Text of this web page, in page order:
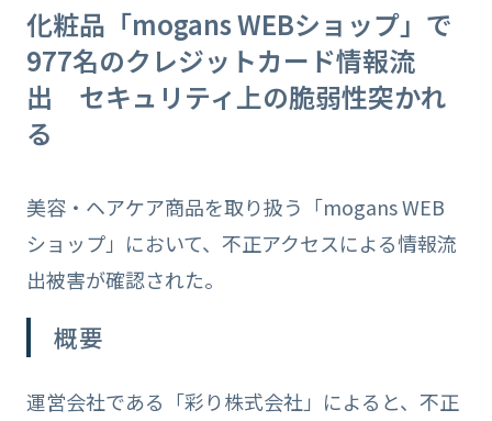
化粧品「mogans WEBショップ」で
977名のクレジットカード情報流
出 セキュリティ上の脆弱性突かれ
る
美容・ヘアケア商品を取り扱う「mogans WEB
ショップ」において、不正アクセスによる情報流
出被害が確認された。
概要
運営会社である「彩り株式会社」によると、不正